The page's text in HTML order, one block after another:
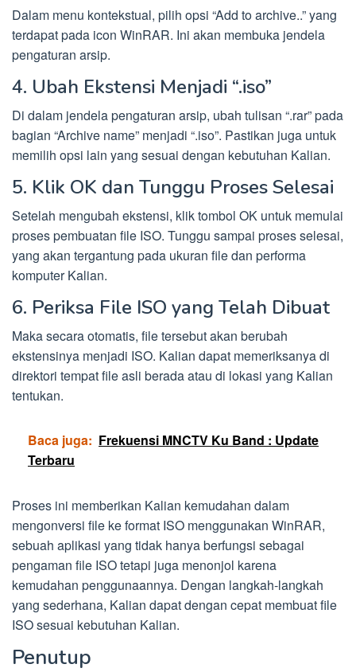
Dalam menu kontekstual, pilih opsi “Add to archive..” yang
terdapat pada icon WinRAR. Ini akan membuka jendela
pengaturan arsip.
4. Ubah Ekstensi Menjadi “.iso”
Di dalam jendela pengaturan arsip, ubah tulisan “.rar” pada
bagian “Archive name” menjadi “.iso”. Pastikan juga untuk
memilih opsi lain yang sesuai dengan kebutuhan Kalian.
5. Klik OK dan Tunggu Proses Selesai
Setelah mengubah ekstensi, klik tombol OK untuk memulai
proses pembuatan file ISO. Tunggu sampai proses selesai,
yang akan tergantung pada ukuran file dan performa
komputer Kalian.
6. Periksa File ISO yang Telah Dibuat
Maka secara otomatis, file tersebut akan berubah
ekstensinya menjadi ISO. Kalian dapat memeriksanya di
direktori tempat file asli berada atau di lokasi yang Kalian
tentukan.
Baca juga: Frekuensi MNCTV Ku Band : Update
Terbaru
Proses ini memberikan Kalian kemudahan dalam
mengonversi file ke format ISO menggunakan WinRAR,
sebuah aplikasi yang tidak hanya berfungsi sebagai
pengaman file ISO tetapi juga menonjol karena
kemudahan penggunaannya. Dengan langkah-langkah
yang sederhana, Kalian dapat dengan cepat membuat file
ISO sesuai kebutuhan Kalian.
Penutup